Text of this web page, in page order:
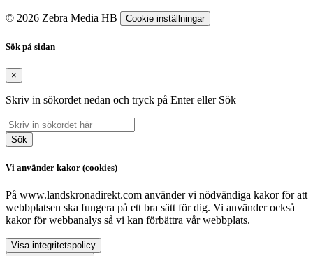
© 2026 Zebra Media HB Cookie inställningar
Sök på sidan
×
Skriv in sökordet nedan och tryck på Enter eller Sök
Sök
Vi använder kakor (cookies)
På www.landskronadirekt.com använder vi nödvändiga kakor för att
webbplatsen ska fungera på ett bra sätt för dig. Vi använder också
kakor för webbanalys så vi kan förbättra vår webbplats.
Visa integritetspolicy